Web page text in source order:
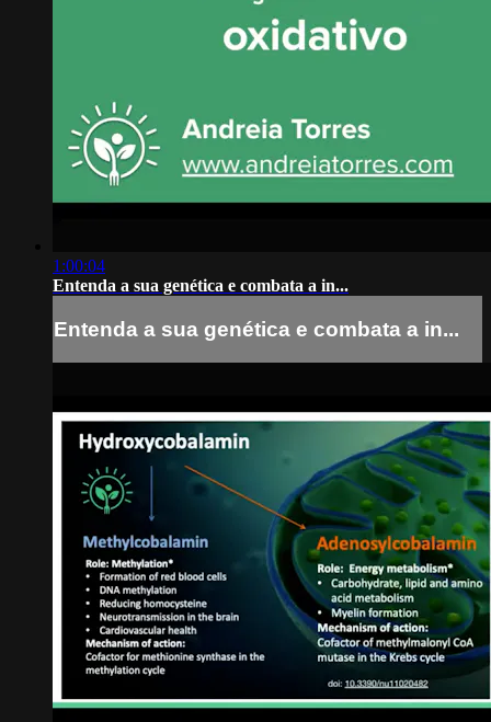
1:00:04
Entenda a sua genética e combata a in...
Entenda a sua genética e combata a in...